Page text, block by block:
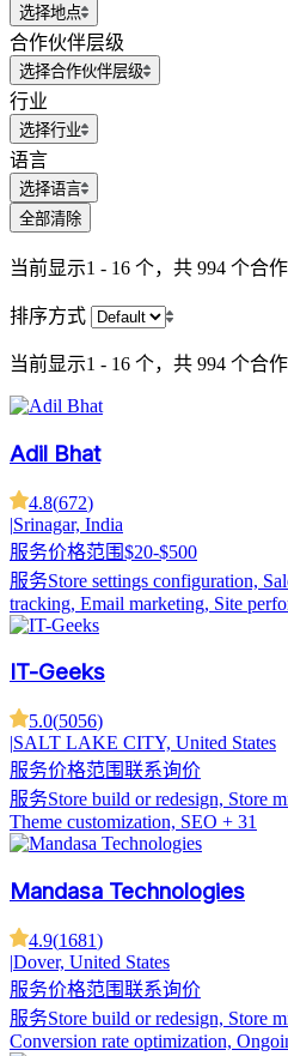
选择地点
合作伙伴层级
选择合作伙伴层级
行业
选择行业
语言
选择语言
全部清除
当前显示1 - 16 个，共 994 个合
排序方式
当前显示1 - 16 个，共 994 个合
Adil Bhat
4.8(672)
|Srinagar, India
服务价格范围$20-$500
服务Store settings configuration,
tracking, Email marketing, Site
IT-Geeks
5.0(5056)
|SALT LAKE CITY, United States
服务价格范围联系询价
服务Store build or redesign, Store
Theme customization, SEO + 31
Mandasa Technologies
4.9(1681)
|Dover, United States
服务价格范围联系询价
服务Store build or redesign, Store
Conversion rate optimization,